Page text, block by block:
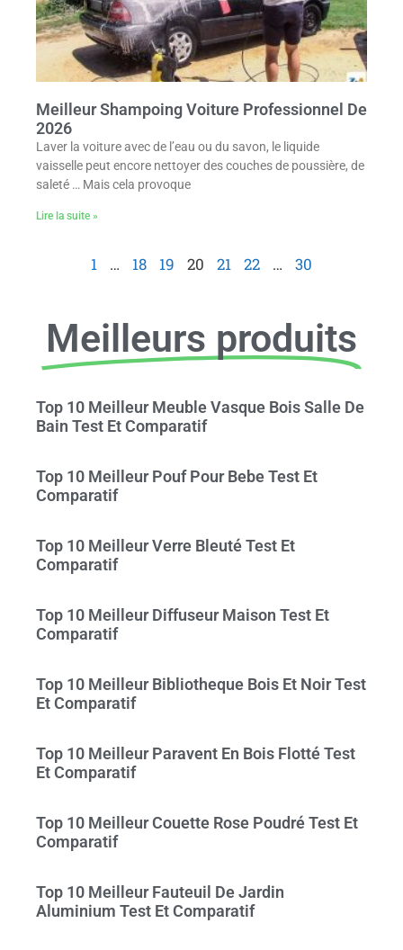
Meilleur Shampoing Voiture Professionnel De
2026
Laver la voiture avec de l’eau ou du savon, le liquide
vaisselle peut encore nettoyer des couches de poussière, de
saleté … Mais cela provoque
Lire la suite »
1 … 18 19 20 21 22 … 30
Meilleurs produits
Top 10 Meilleur Meuble Vasque Bois Salle De
Bain Test Et Comparatif
Top 10 Meilleur Pouf Pour Bebe Test Et
Comparatif
Top 10 Meilleur Verre Bleuté Test Et
Comparatif
Top 10 Meilleur Diffuseur Maison Test Et
Comparatif
Top 10 Meilleur Bibliotheque Bois Et Noir Test
Et Comparatif
Top 10 Meilleur Paravent En Bois Flotté Test
Et Comparatif
Top 10 Meilleur Couette Rose Poudré Test Et
Comparatif
Top 10 Meilleur Fauteuil De Jardin
Aluminium Test Et Comparatif